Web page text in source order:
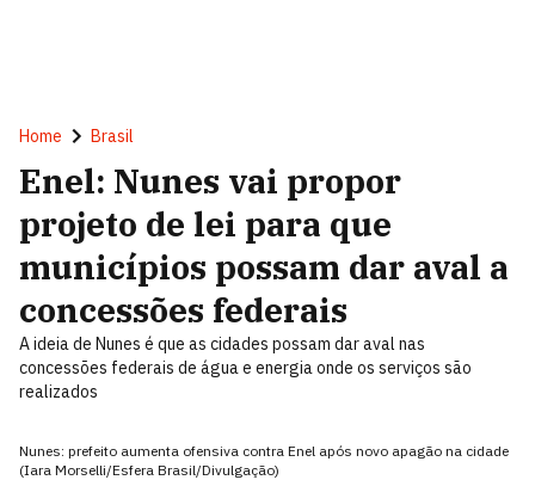
Home Brasil
Enel: Nunes vai propor
projeto de lei para que
municípios possam dar aval a
concessões federais
A ideia de Nunes é que as cidades possam dar aval nas
concessões federais de água e energia onde os serviços são
realizados
Nunes: prefeito aumenta ofensiva contra Enel após novo apagão na cidade
(Iara Morselli/Esfera Brasil/Divulgação)